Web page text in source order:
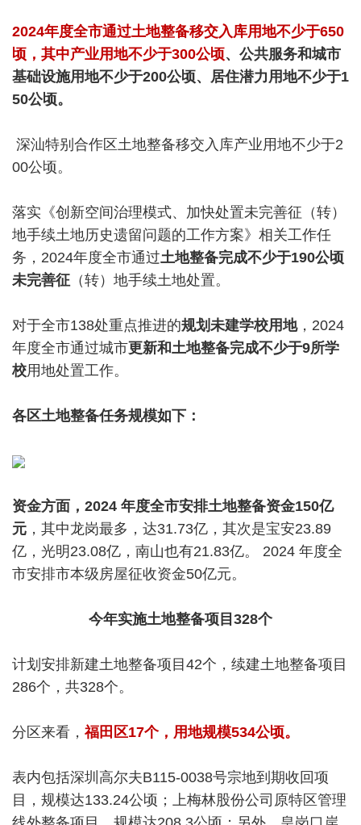
2024年度全市通过土地整备移交入库用地不少于650
顷，其中产业用地不少于300公顷、公共服务和城市
基础设施用地不少于200公顷、居住潜力用地不少于1
50公顷。
深汕特别合作区土地整备移交入库产业用地不少于2
00公顷。
落实《创新空间治理模式、加快处置未完善征（转）
地手续土地历史遗留问题的工作方案》相关工作任
务，2024年度全市通过土地整备完成不少于190公顷
未完善征 （转）地手续土地处置。
对于全市138处重点推进的规划未建学校用地，2024
年度全市通过城市更新和土地整备完成不少于9所学
校用地处置工作。
各区土地整备任务规模如下：
资金方面，2024 年度全市安排土地整备资金150亿
元 ，其中龙岗最多，达31.73亿，其次是宝安23.89
亿，光明23.08亿，南山也有21.83亿。 2024 年度全
市安排市本级房屋征收资金50亿元。
今年实施土地整备项目328个
计划安排新建土地整备项目42个，续建土地整备项目
286个，共328个。
分区来看， 福田区17个，用地规模534公顷。
表内包括深圳高尔夫B115-0038号宗地到期收回项
目，规模达133.24公顷；上梅林股份公司原特区管理